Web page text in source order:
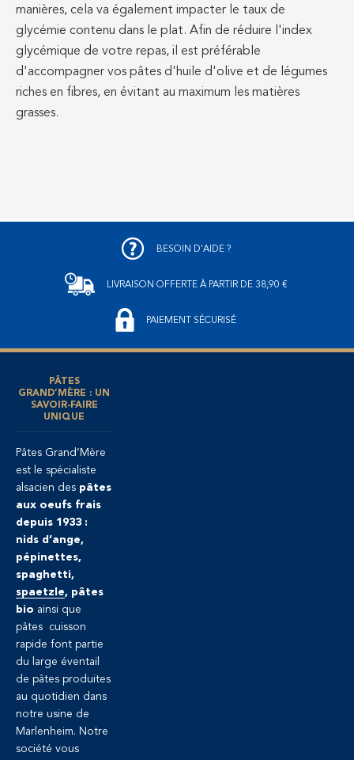
manières, cela va également impacter le taux de
glycémie contenu dans le plat. Afin de réduire l'index
glycémique de votre repas, il est préférable
d'accompagner vos pâtes d'huile d'olive et de légumes
riches en fibres, en évitant au maximum les matières
grasses.
BESOIN D'AIDE ?
LIVRAISON OFFERTE À PARTIR DE 38,90 €
PAIEMENT SÉCURISÉ
PÂTES
GRAND’MÈRE : UN
SAVOIR-FAIRE
UNIQUE
Pâtes Grand’Mère
est le spécialiste
alsacien des pâtes
aux oeufs frais
depuis 1933 :
nids d’ange,
pépinettes,
spaghetti,
spaetzle, pâtes
bio ainsi que
pâtes cuisson
rapide font partie
du large éventail
de pâtes produites
au quotidien dans
notre usine de
Marlenheim. Notre
société vous